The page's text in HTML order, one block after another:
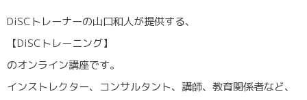
DiSCトレーナーの山口和人が提供する、
【DiSCトレーニング】
のオンライン講座です。
インストレクター、コンサルタント、講師、教育関係者など、